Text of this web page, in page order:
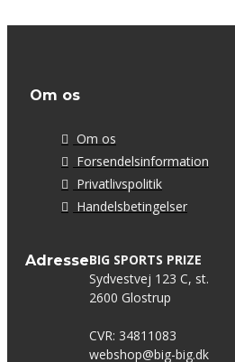
Om os
Om os
Forsendelsinformation
Privatlivspolitik
Handelsbetingelser
AdresseBIG SPORTS PRIZE
Sydvestvej 123 C, st.
2600 Glostrup
CVR: 34811083
webshop@big-big.dk